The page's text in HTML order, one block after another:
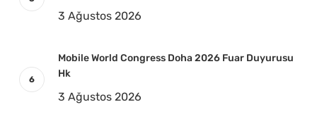
3 Ağustos 2026
Mobile World Congress Doha 2026 Fuar Duyurusu
Hk
3 Ağustos 2026